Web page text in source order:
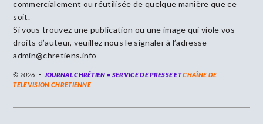
commercialement ou réutilisée de quelque manière que ce
soit.
Si vous trouvez une publication ou une image qui viole vos
droits d’auteur, veuillez nous le signaler à l’adresse
admin@chretiens.info
© 2026 JOURNAL CHRÉTIEN = SERVICE DE PRESSE ETCHAÎNE DE
TELEVISION CHRETIENNE